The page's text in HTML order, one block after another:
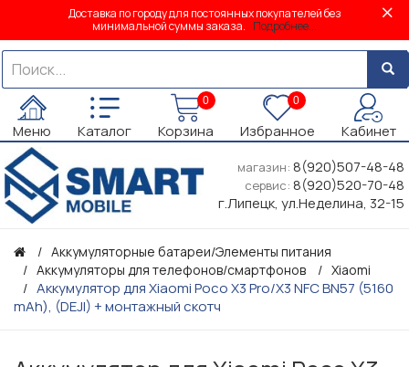
Доставка по городу для постоянных покупателей без
минимальной суммы заказа. Подробнее...
Меню Каталог
0
Корзина
0
Избранное Кабинет
магазин: 8(920)507-48-48
сервис: 8(920)520-70-48
г.Липецк, ул.Неделина, 32-15
Аккумуляторные батареи/Элементы питания
Аккумуляторы для телефонов/смартфонов
Xiaomi
Аккумулятор для Xiaomi Poco X3 Pro/X3 NFC BN57 (5160
mAh), (DEJI) + монтажный скотч